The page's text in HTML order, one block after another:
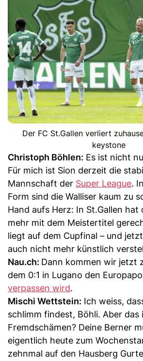
Der FC St.Gallen verliert
keystone
Christoph Böhlen: Es ist nicht
Für mich ist Sion derzeit die
Mannschaft der Super League.
Form sind die Walliser kaum zu
Hand aufs Herz: In St.Gallen hat
mehr mit dem Meistertitel
liegt auf dem Cupfinal – und
auch nicht mehr künstlich
Nau.ch: Dann kommen wir jetzt
dem 0:1 in Lugano den
verpassen wird.
Mischi Wettstein: Ich weiss,
schlimm findest, Böhli. Aber das
Fremdschämen? Deine Berner
eigentlich heute zum
zehnmal auf den Hausberg